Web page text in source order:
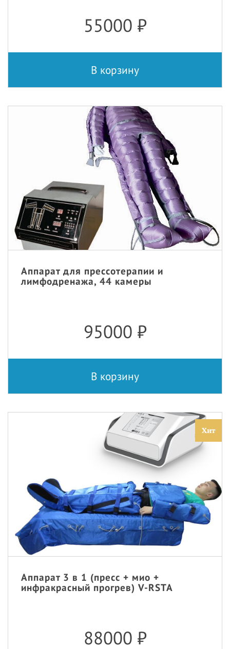
55000 ₽
В корзину
Аппарат для прессотерапии и
лимфодренажа, 44 камеры
95000 ₽
В корзину
Хит
Аппарат 3 в 1 (пресс + мио +
инфракрасный прогрев) V-RSTA
88000 ₽